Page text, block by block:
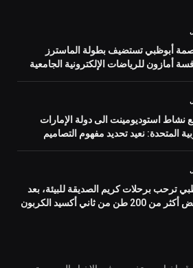
أبوظبي تستضيف بطولة الماسترز
أمازون للرياضات الإلكترونية الجامعية
نشاط استوديومينت الى دولة الإمارات
المتحدة: نعيد تحديد مفهوم التصاميم
ترحب برحلات كريم الصديقة للبيئة، بعد
تعويض أكثر من 200 طن من ثاني أكسيد الكربون